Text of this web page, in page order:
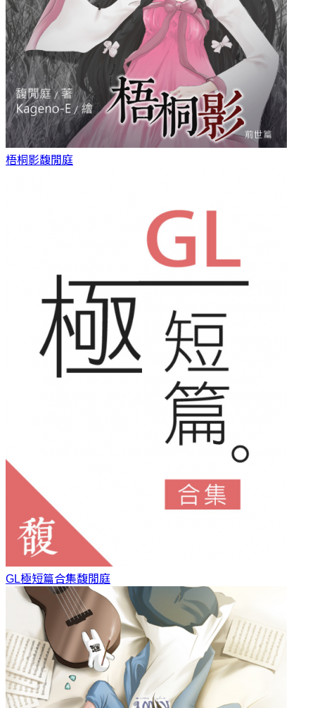
梧桐影馥閒庭
GL極短篇合集馥閒庭